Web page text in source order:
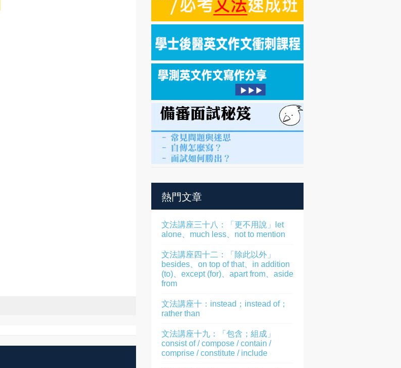
熱門文章
文法講座三十八：「更不用說」let
alone、much less、not to mention
文法講座四十二：「除此以外」
besides、on top of that、in addition
(to)、except (for)、apart from、aside
from
文法講座十：instead；instead of；
rather than
文法講座十九：「包含；組成」
consist of / compose / contain /
comprise / constitute / include